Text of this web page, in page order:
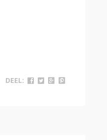
DEEL: